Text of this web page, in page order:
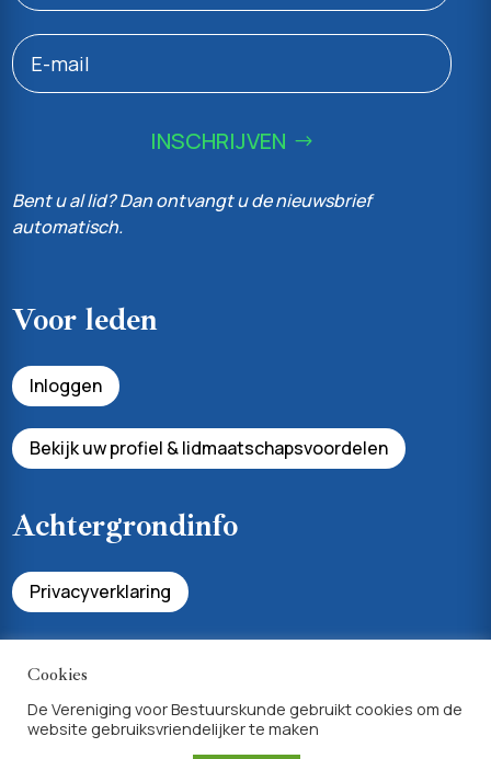
INSCHRIJVEN
Bent u al lid? Dan ontvangt u de nieuwsbrief
automatisch.
Voor leden
Inloggen
Bekijk uw profiel & lidmaatschapsvoordelen
Achtergrondinfo
Privacyverklaring
Algemene voorwaarden lidmaatschap
Cookies
De Vereniging voor Bestuurskunde gebruikt cookies om de
website gebruiksvriendelijker te maken